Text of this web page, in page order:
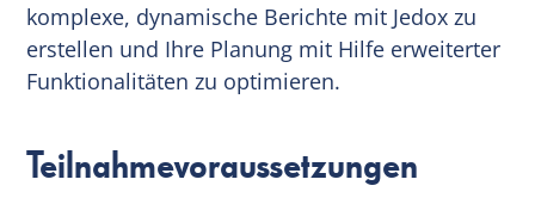
komplexe, dynamische Berichte mit Jedox zu
erstellen und Ihre Planung mit Hilfe erweiterter
Funktionalitäten zu optimieren.
Teilnahmevoraussetzungen